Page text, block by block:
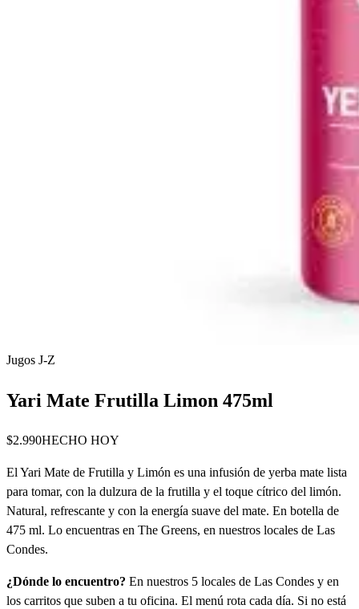
Jugos J-Z
Yari Mate Frutilla Limon 475ml
$2.990HECHO HOY
El Yari Mate de Frutilla y Limón es una infusión de yerba mate lista
para tomar, con la dulzura de la frutilla y el toque cítrico del limón.
Natural, refrescante y con la energía suave del mate. En botella de
475 ml. Lo encuentras en The Greens, en nuestros locales de Las
Condes.
¿Dónde lo encuentro? En nuestros 5 locales de Las Condes y en
los carritos que suben a tu oficina. El menú rota cada día. Si no está